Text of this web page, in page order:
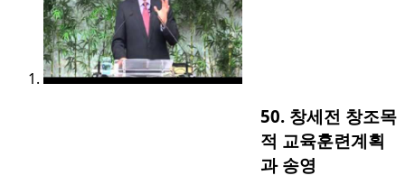
50. 창세전 창조목
적 교육훈련계획
과 송영